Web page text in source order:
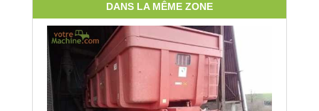
DANS LA MÊME ZONE